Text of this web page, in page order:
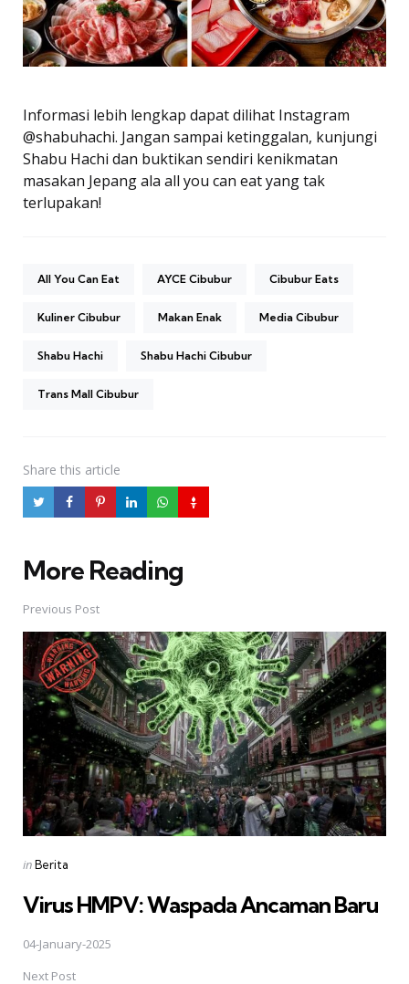
Informasi lebih lengkap dapat dilihat Instagram
@shabuhachi. Jangan sampai ketinggalan, kunjungi
Shabu Hachi dan buktikan sendiri kenikmatan
masakan Jepang ala all you can eat yang tak
terlupakan!
All You Can Eat AYCE Cibubur Cibubur Eats
Kuliner Cibubur Makan Enak Media Cibubur
Shabu Hachi Shabu Hachi Cibubur
Trans Mall Cibubur
Share this article
More Reading
Post
navigation
Previous Post
Posted
inBerita
Virus HMPV: Waspada Ancaman Baru
04-January-2025
Next Post